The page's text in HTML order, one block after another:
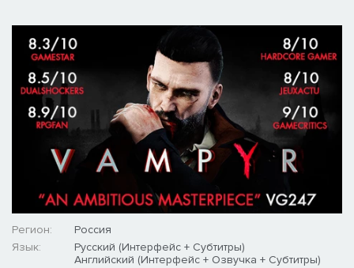
Регион:
Россия
Язык:
Русский (Интерфейс + Субтитры)
Английский (Интерфейс + Озвучка + Субтитры)